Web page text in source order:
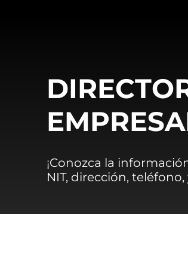
¡Conozca la
NIT, dirección,